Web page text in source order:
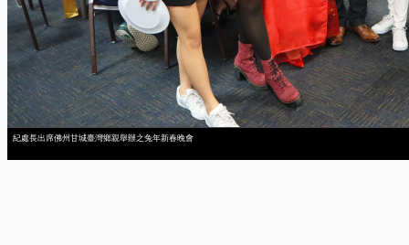
紀處長出席佛州甘城臺灣鄉親舉辦之兔年新春晚會